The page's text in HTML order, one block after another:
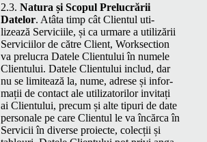
2.3. Natu­ra și Scop­ul Pre­lu­crării
Datelor. Atâ­ta timp cât Clien­tul uti­
lizează Ser­vici­ile, și ca urmare a uti­lizării
Ser­vici­ilor de către Client, Work­sec­tion
va pre­lu­cra Datele Clien­tu­lui în numele
Clien­tu­lui. Datele Clien­tu­lui includ, dar
nu se lim­itează la, nume, adrese și infor­
mații de con­tact ale uti­liza­to­rilor invi­tați
ai Clien­tu­lui, pre­cum și alte tipuri de date
per­son­ale pe care Clien­tul le va încăr­ca în
Ser­vicii în diverse proiecte, colecții și